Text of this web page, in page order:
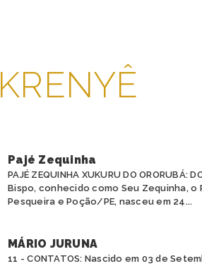
KRENYÊ
Pajé Zequinha
PAJÉ ZEQUINHA XUKURU DO ORORUBÁ:
Bispo, conhecido como Seu Zequinha, o
Pesqueira e Poção/PE, nasceu em 24...
MÁRIO JURUNA
11 - CONTATOS: Nascido em 03 de